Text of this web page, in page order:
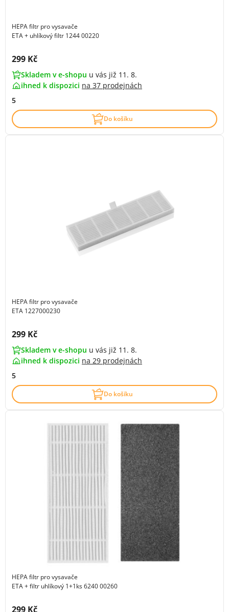
HEPA filtr pro vysavače
ETA + uhlíkový filtr 1244 00220
Cena s DPH:
299 Kč
Skladem v e-shopu u vás již 11. 8.
ihned k dispozici na 37 prodejnách
5
Do košíku
HEPA filtr pro vysavače
ETA 1227000230
Cena s DPH:
299 Kč
Skladem v e-shopu u vás již 11. 8.
ihned k dispozici na 29 prodejnách
5
Do košíku
HEPA filtr pro vysavače
ETA + filtr uhlíkový 1+1ks 6240 00260
Cena s DPH:
299 Kč